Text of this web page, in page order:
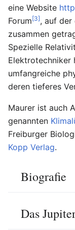
eine Website
Forum[3], auf der
zusammen
Spezielle
Elektrotechniker
umfangreiche
deren tieferes
Maurer ist auch
genannten
Freiburger
Kopp Verlag.
Biografie
Das